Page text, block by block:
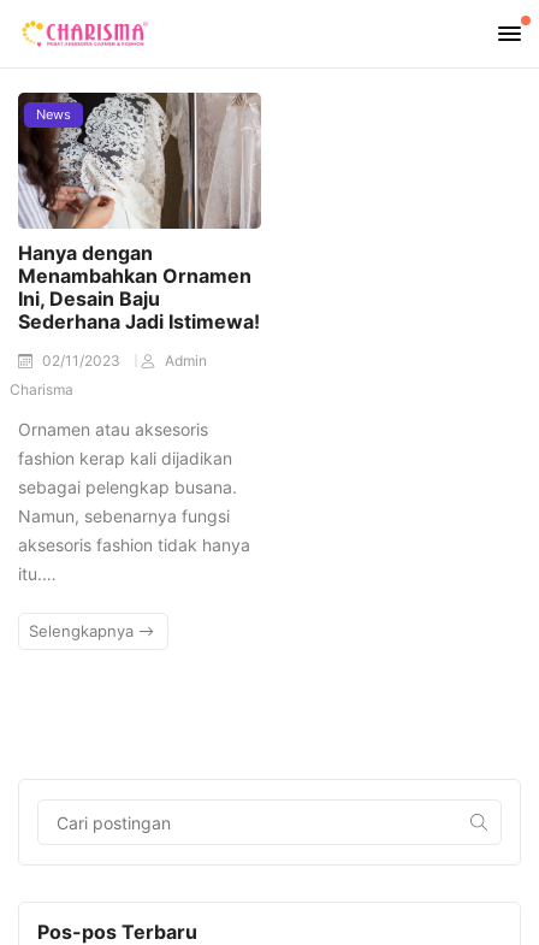
News
Hanya dengan
Menambahkan Ornamen
Ini, Desain Baju
Sederhana Jadi Istimewa!
02/11/2023
Admin
Charisma
Ornamen atau aksesoris
fashion kerap kali dijadikan
sebagai pelengkap busana.
Namun, sebenarnya fungsi
aksesoris fashion tidak hanya
itu.…
Selengkapnya
Pos-pos Terbaru